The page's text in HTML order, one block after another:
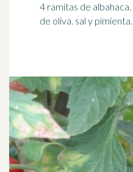
4 ramitas de
de oliva. sal y